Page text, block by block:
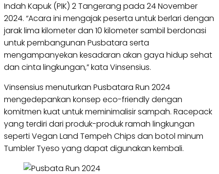
Indah Kapuk (PIK) 2 Tangerang pada 24 November
2024. “Acara ini mengajak peserta untuk berlari dengan
jarak lima kilometer dan 10 kilometer sambil berdonasi
untuk pembangunan Pusbatara serta
mengampanyekan kesadaran akan gaya hidup sehat
dan cinta lingkungan,” kata Vinsensius.
Vinsensius menuturkan Pusbatara Run 2024
mengedepankan konsep eco-friendly dengan
komitmen kuat untuk meminimalisir sampah. Racepack
yang terdiri dari produk-produk ramah lingkungan
seperti Vegan Land Tempeh Chips dan botol minum
Tumbler Tyeso yang dapat digunakan kembali.